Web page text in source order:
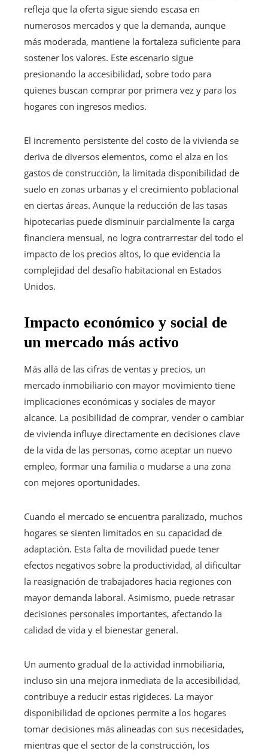
refleja que la oferta sigue siendo escasa en
numerosos mercados y que la demanda, aunque
más moderada, mantiene la fortaleza suficiente para
sostener los valores. Este escenario sigue
presionando la accesibilidad, sobre todo para
quienes buscan comprar por primera vez y para los
hogares con ingresos medios.
El incremento persistente del costo de la vivienda se
deriva de diversos elementos, como el alza en los
gastos de construcción, la limitada disponibilidad de
suelo en zonas urbanas y el crecimiento poblacional
en ciertas áreas. Aunque la reducción de las tasas
hipotecarias puede disminuir parcialmente la carga
financiera mensual, no logra contrarrestar del todo el
impacto de los precios altos, lo que evidencia la
complejidad del desafío habitacional en Estados
Unidos.
Impacto económico y social de
un mercado más activo
Más allá de las cifras de ventas y precios, un
mercado inmobiliario con mayor movimiento tiene
implicaciones económicas y sociales de mayor
alcance. La posibilidad de comprar, vender o cambiar
de vivienda influye directamente en decisiones clave
de la vida de las personas, como aceptar un nuevo
empleo, formar una familia o mudarse a una zona
con mejores oportunidades.
Cuando el mercado se encuentra paralizado, muchos
hogares se sienten limitados en su capacidad de
adaptación. Esta falta de movilidad puede tener
efectos negativos sobre la productividad, al dificultar
la reasignación de trabajadores hacia regiones con
mayor demanda laboral. Asimismo, puede retrasar
decisiones personales importantes, afectando la
calidad de vida y el bienestar general.
Un aumento gradual de la actividad inmobiliaria,
incluso sin una mejora inmediata de la accesibilidad,
contribuye a reducir estas rigideces. La mayor
disponibilidad de opciones permite a los hogares
tomar decisiones más alineadas con sus necesidades,
mientras que el sector de la construcción, los